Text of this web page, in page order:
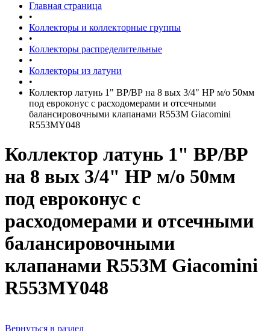
Главная страница
•
Коллекторы и коллекторные группы
•
Коллекторы распределительные
•
Коллекторы из латуни
•
Коллектор латунь 1" ВР/ВР на 8 вых 3/4" НР м/о 50мм
под евроконус с расходомерами и отсечными
балансировочными клапанами R553M Giacomini
R553MY048
Коллектор латунь 1" ВР/ВР
на 8 вых 3/4" НР м/о 50мм
под евроконус с
расходомерами и отсечными
балансировочными
клапанами R553M Giacomini
R553MY048
Вернуться в раздел